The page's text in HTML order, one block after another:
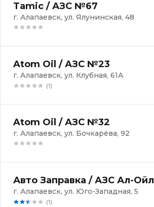
Tamic / АЗС №67
г. Алапаевск, ул. Ялунинская, 48
Atom Oil / АЗС №23
г. Алапаевск, ул. Клубная, 61А
(1)
Atom Oil / АЗС №32
г. Алапаевск, ул. Бочкарёва, 92
Авто Заправка / АЗС Ал-Ойл
г. Алапаевск, ул. Юго-Западная, 5
(1)